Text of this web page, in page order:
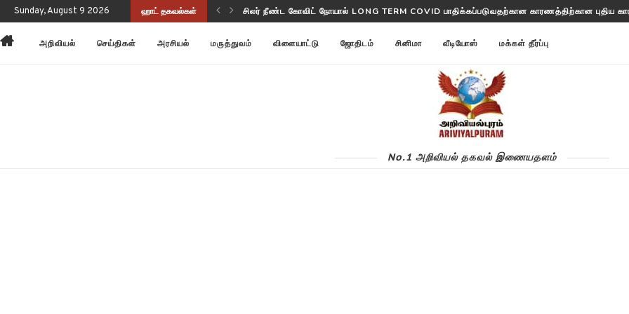
Sunday, August 9 2026 ஹாட் தகவல்கள்
வடிவங்கள்! சிலர் நீண்ட கோவிட் நோயால் LONG TERM COVID பாதிக்கப்படுவதற்கான காரணத்திற்கான
அறிவியல் செய்திகள் அரசியல் மருத்துவம் விளையாட்டு ஜோதிடம் சினிமா வீடியோஸ் மக்கள் தீர்ப்பு
No.1 அறிவியல் தகவல் இணையதளம்